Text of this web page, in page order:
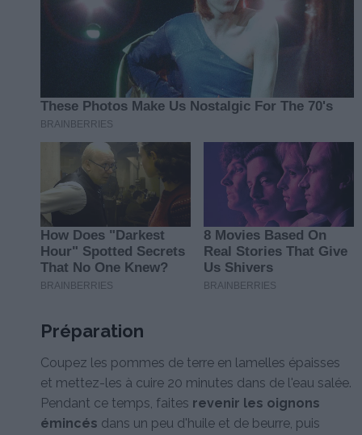
Préparation
Coupez les pommes de terre en lamelles épaisses
et mettez-les à cuire 20 minutes dans de l'eau salée.
Pendant ce temps, faites revenir les oignons
émincés dans un peu d'huile et de beurre, puis